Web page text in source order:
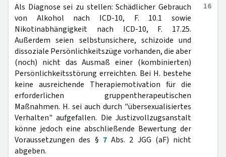
16
Als Diagnose sei zu stellen: Schädlicher Gebrauch
von Alkohol nach ICD-10, F. 10.1 sowie
Nikotinabhängigkeit nach ICD-10, F. 17.25.
Außerdem seien selbstunsichere, schizoide und
dissoziale Persönlichkeitszüge vorhanden, die aber
(noch) nicht das Ausmaß einer (kombinierten)
Persönlichkeitsstörung erreichten. Bei H. bestehe
keine ausreichende Therapiemotivation für die
erforderlichen gruppentherapeutischen
Maßnahmen. H. sei auch durch "übersexualisiertes
Verhalten" aufgefallen. Die Justizvollzugsanstalt
könne jedoch eine abschließende Bewertung der
Voraussetzungen des § 7Abs. 2 JGG (aF) nicht
abgeben.